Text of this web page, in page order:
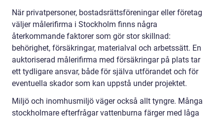
När privatpersoner, bostadsrättsföreningar eller företag
väljer målerifirma i Stockholm finns några
återkommande faktorer som gör stor skillnad:
behörighet, försäkringar, materialval och arbetssätt. En
auktoriserad målerifirma med försäkringar på plats tar
ett tydligare ansvar, både för själva utförandet och för
eventuella skador som kan uppstå under projektet.
Miljö och inomhusmiljö väger också allt tyngre. Många
stockholmare efterfrågar vattenburna färger med låga